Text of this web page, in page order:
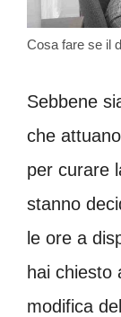
Cosa fare se il
Sebbene
che attuano
per curare
stanno
le ore a
hai chiesto
modifica